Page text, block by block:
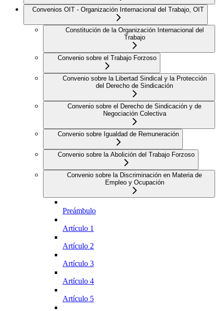
Convenios OIT - Organización Internacional del Trabajo, OIT
Constitución de la Organización Internacional del
Trabajo
Convenio sobre el Trabajo Forzoso
Convenio sobre la Libertad Sindical y la Protección
del Derecho de Sindicación
Convenio sobre el Derecho de Sindicación y de
Negociación Colectiva
Convenio sobre Igualdad de Remuneración
Convenio sobre la Abolición del Trabajo Forzoso
Convenio sobre la Discriminación en Materia de
Empleo y Ocupación
Preámbulo
Artículo 1
Artículo 2
Artículo 3
Artículo 4
Artículo 5